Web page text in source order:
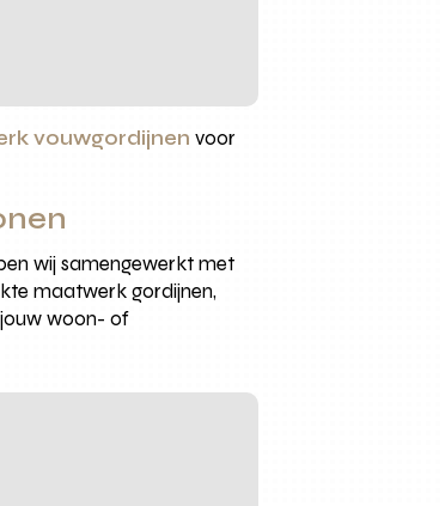
vouwgordijnen voor
wij samengewerkt met
maatwerk gordijnen,
woon- of